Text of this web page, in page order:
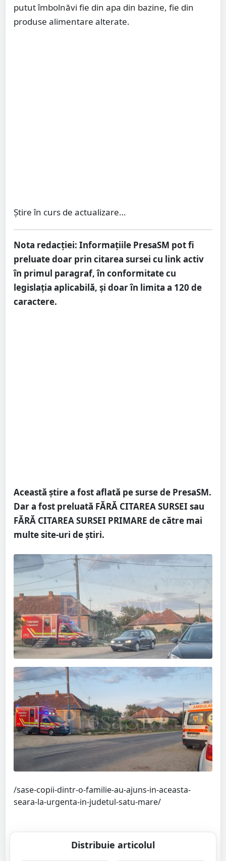
putut îmbolnăvi fie din apa din bazine, fie din
produse alimentare alterate.
Știre în curs de actualizare…
Nota redacției: Informațiile PresaSM pot fi
preluate doar prin citarea sursei cu link activ
în primul paragraf, în conformitate cu
legislația aplicabilă, și doar în limita a 120 de
caractere.
Această știre a fost aflată pe surse de PresaSM.
Dar a fost preluată FĂRĂ CITAREA SURSEI sau
FĂRĂ CITAREA SURSEI PRIMARE de către mai
multe site-uri de știri.
/sase-copii-dintr-o-familie-au-ajuns-in-aceasta-
seara-la-urgenta-in-judetul-satu-mare/
Distribuie articolul